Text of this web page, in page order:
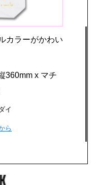
カラーがかわい
360mm x マチ
イ
ら